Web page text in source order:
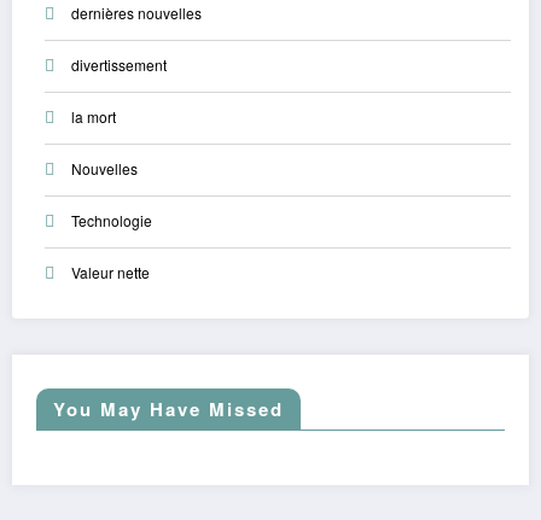
dernières nouvelles
divertissement
la mort
Nouvelles
Technologie
Valeur nette
You May Have Missed